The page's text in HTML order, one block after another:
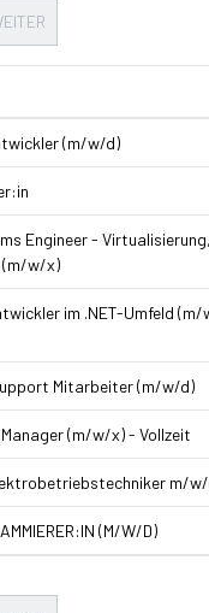
(m/w/d)
Engineer -
(m/w/x)
im .NET-Umfeld (m/
Mitarbeiter (m/w/d)
(m/w/x) - Vollzeit
m/
(M/W/D)